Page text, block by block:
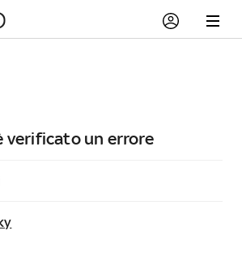
verificato un errore